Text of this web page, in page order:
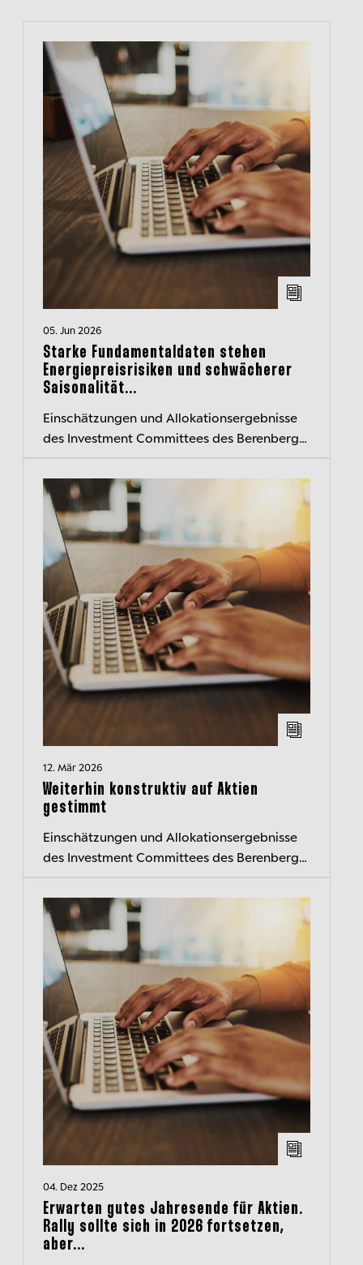
05. Jun 2026
Starke Fundamentaldaten stehen
Energiepreisrisiken und schwächerer
Saisonalität...
Einschätzungen und Allokationsergebnisse
des Investment Committees des Berenberg
zusammengefasst – der transparente
Einblick...
12. Mär 2026
Weiterhin konstruktiv auf Aktien
gestimmt
Einschätzungen und Allokationsergebnisse
des Investment Committees des Berenberg
zusammengefasst – der transparente
Einblick...
04. Dez 2025
Erwarten gutes Jahresende für Aktien.
Rally sollte sich in 2026 fortsetzen,
aber...